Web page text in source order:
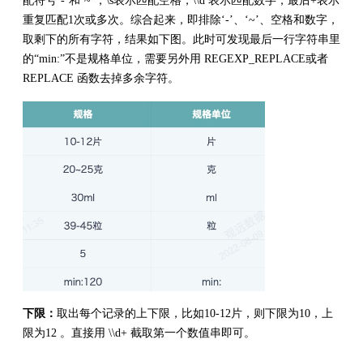
重复匹配1次或多次。综合起来，即排除‘-’、‘~’、空格和数字，
取剩下的所有字符，结果如下图。此时可发现最后一行字符串里
的“min:”不是规格单位，需要另外用 REGEXP_REPLACE或者
REPLACE 函数去掉多余字符。
下限： 取出每个记录的上下限，比如10-12片，则下限为10，上
限为12 。直接用 \\d+ 截取第一个数值串即可。